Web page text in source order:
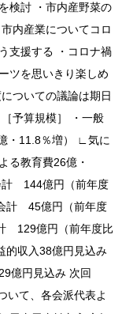
検討 ・市内産野菜の
内産業についてコロ
支援する ・コロナ禍
ツを思いきり楽しめ
ついての議論は期日
予算規模］ ・一般
・11.8％増） ∟気に
る教育費26億・
計 144億円（前年度
計 45億円（前年度
129億円（前年度比
収入38億円見込み
億円見込み 次回
いて、各会派代表よ